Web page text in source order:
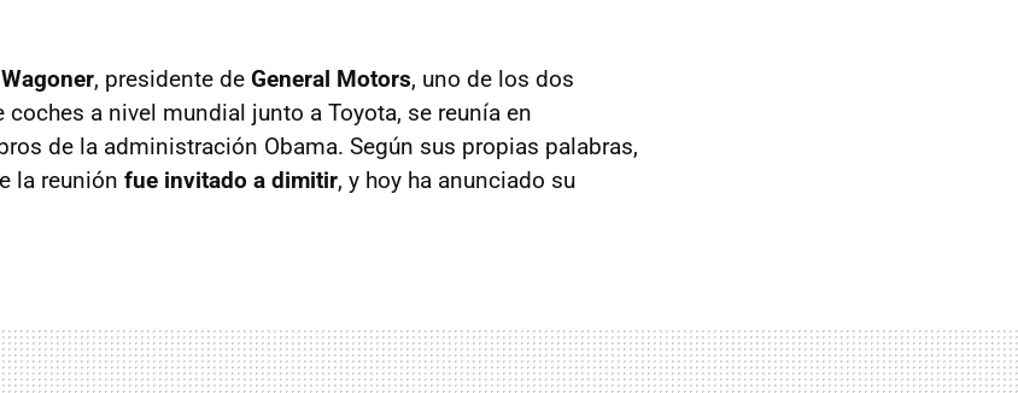
, presidente de General Motors, uno de los dos
a nivel mundial junto a Toyota, se reunía en
de la administración Obama. Según sus propias palabras,
la reunión fue invitado a dimitir, y hoy ha anunciado su